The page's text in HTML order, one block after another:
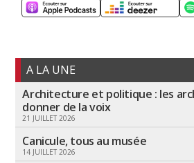
A LA UNE
Architecture et politique : les
donner de la voix
21 JUILLET 2026
Canicule, tous au musée
14 JUILLET 2026